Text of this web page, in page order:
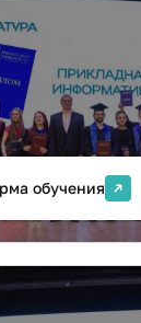
ИТ-
обучения